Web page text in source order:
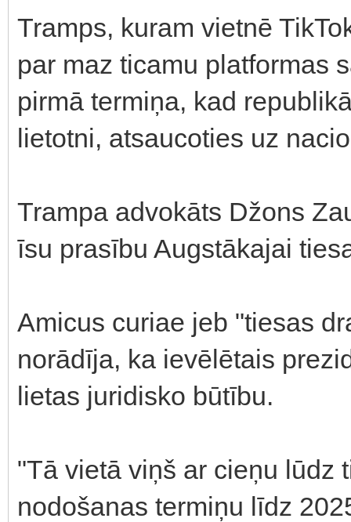
Tramps, kuram vietnē
par maz ticamu platformas
pirmā termiņa, kad
lietotni, atsaucoties uz
Trampa advokāts Džons
īsu prasību Augstākajai
Amicus curiae jeb "tiesas
norādīja, ka ievēlētais
lietas juridisko būtību.
"Tā vietā viņš ar cieņu lūdz
nodošanas termiņu līdz